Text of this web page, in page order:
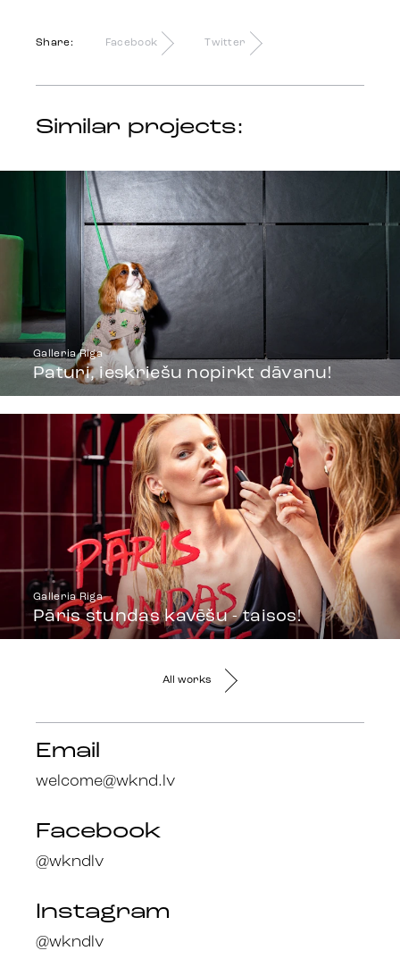
Share: Facebook Twitter
Similar projects:
Galleria Riga
Paturi, ieskriešu nopirkt dāvanu!
Galleria Riga
Pāris stundas kavēšu - taisos!
All works
Email
welcome@wknd.lv
Facebook
@wkndlv
Instagram
@wkndlv